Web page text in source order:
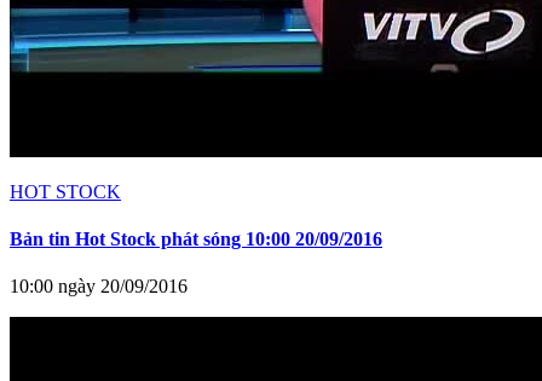
HOT STOCK
Bản tin Hot Stock phát sóng 10:00 20/09/2016
10:00 ngày 20/09/2016